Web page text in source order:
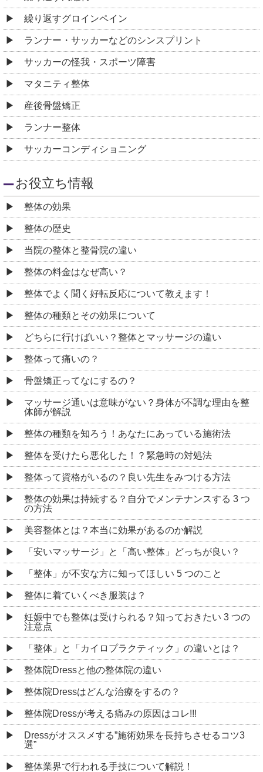
繰り返すグロインペイン
ランナー・サッカーなどのシンスプリント
サッカーの怪我・スポーツ障害
マタニティ整体
産後骨盤矯正
ランナー整体
サッカーコンディショニング
お役立ち情報
整体の効果
整体の歴史
当院の整体と整骨院の違い
整体の料金はなぜ高い？
整体でよく聞く好転反応について教えます！
整体の種類とその効果について
どちらに行けばいい？整体とマッサージの違い
整体って痛いの？
骨盤矯正ってなにするの？
マッサージ通いは意味がない？身体が不調な理由を整
体師が解説
整体の種類を知ろう！あなたにあっている施術法
整体を受けたら悪化した！？緊急時の対処法
整体って資格がいるの？良い先生をみつける方法
整体の効果は持続する？自分でメンテナンスする 3 つ
の方法
美容整体とは？本当に効果があるのか解説
「安いマッサージ」と「高い整体」どっちが良い？
「整体」が不安な方に知ってほしい 5 つのこと
整体に着ていくべき服装は？
妊娠中でも整体は受けられる？知っておきたい 3 つの
注意点
「整体」と「カイロプラクティック」の違いとは？
整体院Dressと他の整体院の違い
整体院Dressはどんな治療をするの？
整体院Dressが考える痛みの原因はコレ!!!
Dressがオススメする”施術効果を長持ちさせるコツ3
選”
整体業界で行われる手技について解説！